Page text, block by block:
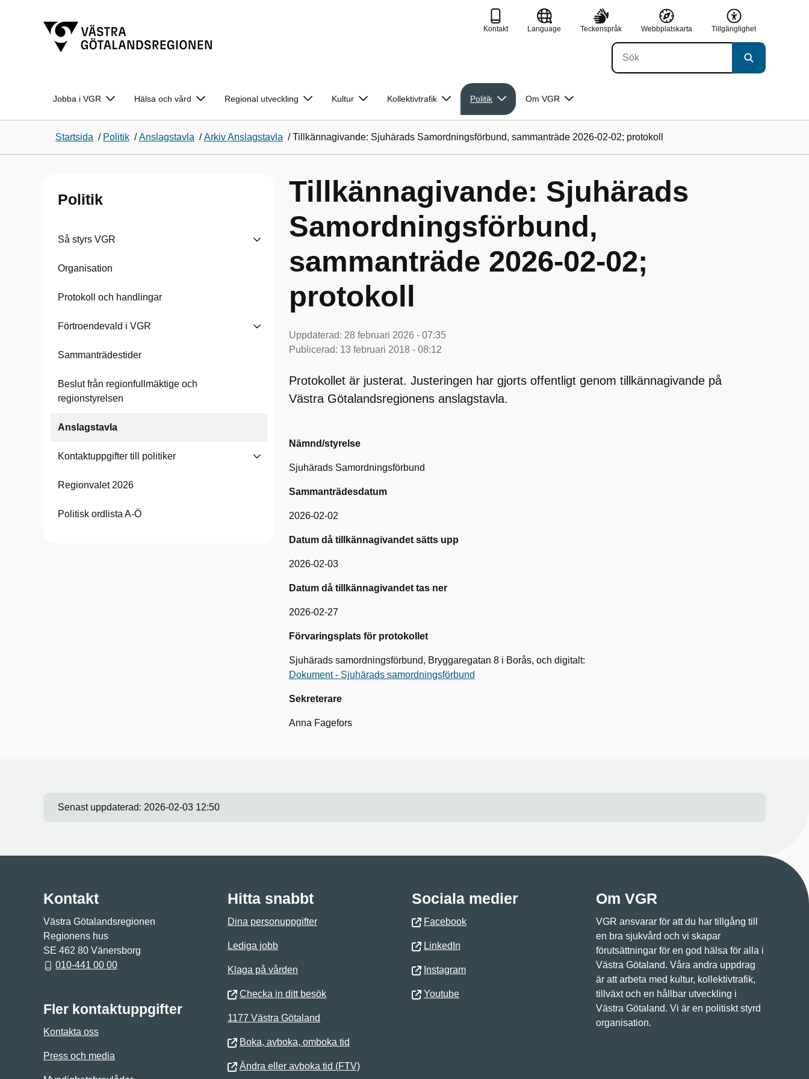
Kontakt Language Teckenspråk Webbplatskarta Tillgänglighet
Jobba i VGR Hälsa och vård Regional utveckling Kultur Kollektivtrafik Politik Om VGR
Startsida / Politik /Anslagstavla /Arkiv Anslagstavla /Tillkännagivande: Sjuhärads Samordningsförbund, sammanträde 2026-02-02; protokoll
Politik
Så styrs VGR
Organisation
Protokoll och handlingar
Förtroendevald i VGR
Sammanträdestider
Beslut från regionfullmäktige och
regionstyrelsen
Anslagstavla
Kontaktuppgifter till politiker
Regionvalet 2026
Politisk ordlista A-Ö
Tillkännagivande: Sjuhärads
Samordningsförbund,
sammanträde 2026-02-02;
protokoll
Uppdaterad: 28 februari 2026 - 07:35
Publicerad: 13 februari 2018 - 08:12
Protokollet är justerat. Justeringen har gjorts offentligt genom tillkännagivande på
Västra Götalandsregionens anslagstavla.
Nämnd/styrelse
Sjuhärads Samordningsförbund
Sammanträdesdatum
2026-02-02
Datum då tillkännagivandet sätts upp
2026-02-03
Datum då tillkännagivandet tas ner
2026-02-27
Förvaringsplats för protokollet
Sjuhärads samordningsförbund, Bryggaregatan 8 i Borås, och digitalt:
Dokument - Sjuhärads samordningsförbund
Sekreterare
Anna Fagefors
Senast uppdaterad: 2026-02-03 12:50
Kontakt
Västra Götalandsregionen
Regionens hus
SE 462 80 Vänersborg
010-441 00 00
Fler kontaktuppgifter
Kontakta oss
Press och media
Hitta snabbt
Dina personuppgifter
Lediga jobb
Klaga på vården
Checka in ditt besök
1177 Västra Götaland
Boka, avboka, omboka tid
Ändra eller avboka tid (FTV)
Sociala medier
Facebook
LinkedIn
Instagram
Youtube
Om VGR
VGR ansvarar för att du har tillgång till
en bra sjukvård och vi skapar
förutsättningar för en god hälsa för alla i
Västra Götaland. Våra andra uppdrag
är att arbeta med kultur, kollektivtrafik,
tillväxt och en hållbar utveckling i
Västra Götaland. Vi är en politiskt styrd
organisation.